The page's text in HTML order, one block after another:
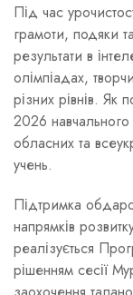
Під час
грамоти, подяки
результати в
олімпіадах,
різних рівнів.
2026
обласних та
учень.
Підтримка
напрямків
реалізується
рішенням сесії